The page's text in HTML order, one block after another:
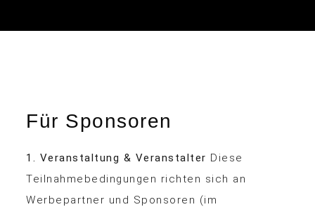
Für Sponsoren
1. Veranstaltung & Veranstalter Diese
Teilnahmebedingungen richten sich an
Werbepartner und Sponsoren (im